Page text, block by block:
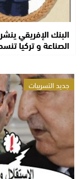
البنك الإفريقي
الصناعة و تركيا
جديد التسريبات